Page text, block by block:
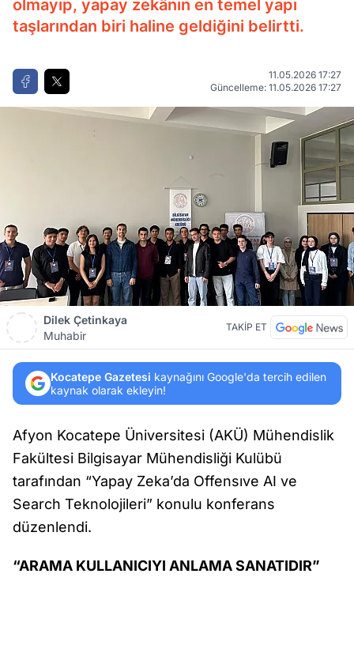
olmayıp, yapay zekânın en temel yapı
taşlarından biri haline geldiğini belirtti.
11.05.2026 17:27
Güncelleme: 11.05.2026 17:27
Dilek Çetinkaya
Muhabir
TAKİP ET
Kocatepe Gazetesi kaynağını Google'da tercih edilen
kaynak olarak ekleyin!
Afyon Kocatepe Üniversitesi (AKÜ) Mühendislik
Fakültesi Bilgisayar Mühendisliği Kulübü
tarafından “Yapay Zeka’da Offensıve AI ve
Search Teknolojileri” konulu konferans
düzenlendi.
“ARAMA KULLANICIYI ANLAMA SANATIDIR”